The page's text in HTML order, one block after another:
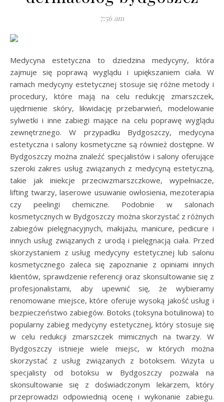
7:56 am
Medycyna estetyczna to dziedzina medycyny, która
zajmuje się poprawą wyglądu i upiększaniem ciała. W
ramach medycyny estetycznej stosuje się różne metody i
procedury, które mają na celu redukcję zmarszczek,
ujędrnienie skóry, likwidację przebarwień, modelowanie
sylwetki i inne zabiegi mające na celu poprawę wyglądu
zewnętrznego. W przypadku Bydgoszczy, medycyna
estetyczna i salony kosmetyczne są również dostępne. W
Bydgoszczy można znaleźć specjalistów i salony oferujące
szeroki zakres usług związanych z medycyną estetyczną,
takie jak iniekcje przeciwzmarszczkowe, wypełniacze,
lifting twarzy, laserowe usuwanie owłosienia, mezoterapia
czy peelingi chemiczne. Podobnie w salonach
kosmetycznych w Bydgoszczy można skorzystać z różnych
zabiegów pielęgnacyjnych, makijażu, manicure, pedicure i
innych usług związanych z urodą i pielęgnacją ciała. Przed
skorzystaniem z usług medycyny estetycznej lub salonu
kosmetycznego zaleca się zapoznanie z opiniami innych
klientów, sprawdzenie referencji oraz skonsultowanie się z
profesjonalistami, aby upewnić się, że wybieramy
renomowane miejsce, które oferuje wysoką jakość usług i
bezpieczeństwo zabiegów. Botoks (toksyna botulinowa) to
popularny zabieg medycyny estetycznej, który stosuje się
w celu redukcji zmarszczek mimicznych na twarzy. W
Bydgoszczy istnieje wiele miejsc, w których można
skorzystać z usług związanych z botoksem. Wizyta u
specjalisty od botoksu w Bydgoszczy pozwala na
skonsultowanie się z doświadczonym lekarzem, który
przeprowadzi odpowiednią ocenę i wykonanie zabiegu.